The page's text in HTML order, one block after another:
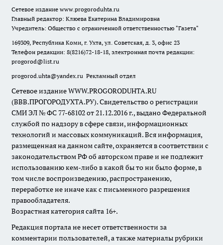
Сетевое издание www.progoroduhta.ru
Главный редактор: Клюева Екатерина Владимировна
Учредитель: Общество с ограниченной ответственностью "Газета"
169309, Республика Коми, г. Ухта, ул. Советская, д. 3, офис 23
Телефон редакции: 8(8216)72-18-18, электронная почта редакции:
progorod@list.ru
progorod.uhta@yandex.ru Рекламный отдел
Сетевое издание WWW.PROGORODUHTA.RU
(ВВВ.ПРОГОРОДУХТА.РУ). Свидетельство о регистрации
СМИ ЭЛ № ФС 77-68102 от 21.12.2016 г., выдано Федеральной
службой по надзору в сфере связи, информационных
технологий и массовых коммуникаций. Вся информация,
размещенная на данном сайте, охраняется в соответствии с
законодательством РФ об авторском праве и не подлежит
использованию кем-либо в какой бы то ни было форме, в
том числе воспроизведению, распространению,
переработке не иначе как с письменного разрешения
правообладателя.
Возрастная категория сайта 16+.
Редакция портала не несет ответственности за
комментарии пользователей, а также материалы рубрики